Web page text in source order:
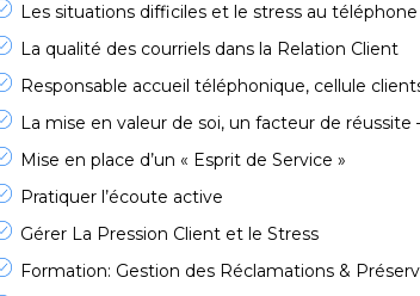
Les situations difficiles et le stress au
La qualité des courriels dans la Relation Client
Responsable accueil téléphonique, cellule
La mise en valeur de soi, un facteur de
Mise en place d’un « Esprit de Service »
Pratiquer l’écoute active
Gérer La Pression Client et le Stress
Formation: Gestion des Réclamations &